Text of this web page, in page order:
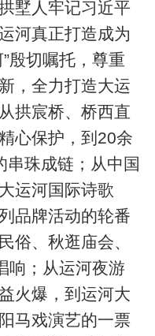
墅人牢记习近平
河真正打造成为
殷切嘱托，尊重
，全力打造大运
拱宸桥、桥西直
心保护，到20余
串珠成链；从中国
运河国际诗歌
品牌活动的轮番
俗、秋逛庙会、
响；从运河夜游
火爆，到运河大
马戏演艺的一票